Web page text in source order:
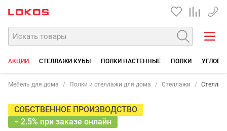
+7
АКЦИИ СТЕЛЛАЖИ КУБЫ ПОЛКИ НАСТЕННЫЕ ПОЛКИ
Мебель для дома Полки и стеллажи для дома Стеллажи
СОБСТВЕННОЕ ПРОИЗВОДСТВО
− 2.5% при заказе онлайн